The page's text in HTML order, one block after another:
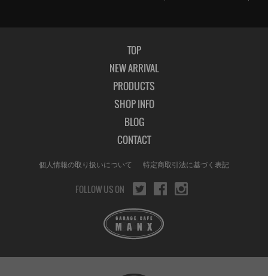
TOP
NEW ARRIVAL
PRODUCTS
SHOP INFO
BLOG
CONTACT
個人情報の取り扱いについて 特定商取引法に基づく表記
FOLLOW US ON